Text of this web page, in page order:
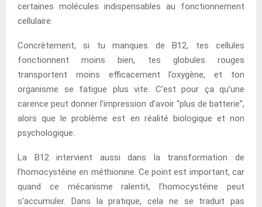
certaines molécules indispensables au fonctionnement
cellulaire.
Concrètement, si tu manques de B12, tes cellules
fonctionnent moins bien, tes globules rouges
transportent moins efficacement l’oxygène, et ton
organisme se fatigue plus vite. C’est pour ça qu’une
carence peut donner l’impression d’avoir “plus de batterie”,
alors que le problème est en réalité biologique et non
psychologique.
La B12 intervient aussi dans la transformation de
l’homocystéine en méthionine. Ce point est important, car
quand ce mécanisme ralentit, l’homocystéine peut
s’accumuler. Dans la pratique, cela ne se traduit pas